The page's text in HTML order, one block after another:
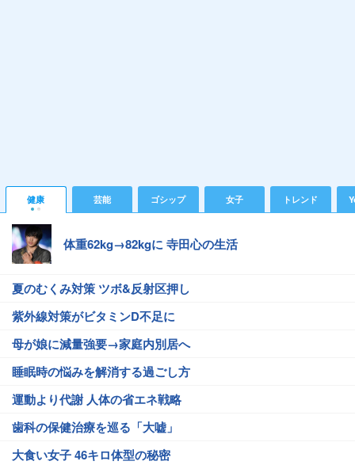
健康 芸能 ゴシップ 女子 トレンド
体重62kg→82kgに 寺田心の生活
夏のむくみ対策 ツボ&反射区押し
紫外線対策がビタミンD不足に
母が娘に減量強要→家庭内別居へ
睡眠時の悩みを解消する過ごし方
運動より代謝 人体の省エネ戦略
歯科の保健治療を巡る「大嘘」
大食い女子 46キロ体型の秘密